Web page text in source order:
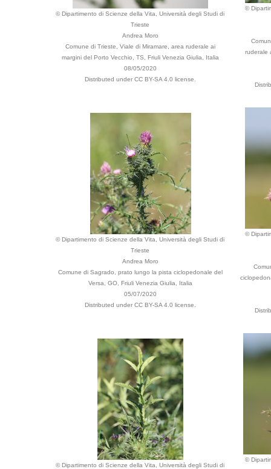
© Dipartimento di Scienze della Vita, Università degli Studi di
Trieste
Andrea Moro
Comune di Trieste, Viale di Miramare, area ruderale ai
margini del Porto Vecchio, TS, Friuli Venezia Giulia, Italia
08/05/2020
Distributed under CC BY-SA 4.0 license.
©
ruderale
© Dipartimento di Scienze della Vita, Università degli Studi di
Trieste
Andrea Moro
Comune di Sagrado, prato lungo la pista ciclopedonale del
Versa, GO, Friuli Venezia Giulia, Italia
05/07/2020
Distributed under CC BY-SA 4.0 license.
©
© Dipartimento di Scienze della Vita, Università degli Studi di
©